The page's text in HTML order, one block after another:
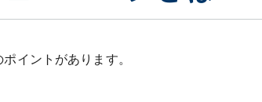
イントがあります。